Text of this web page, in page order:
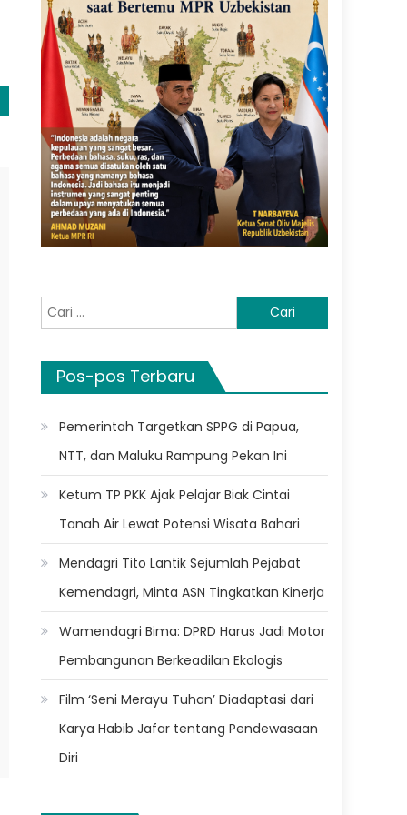
Cari
untuk:
Pos-pos Terbaru
Pemerintah Targetkan SPPG di Papua,
NTT, dan Maluku Rampung Pekan Ini
Ketum TP PKK Ajak Pelajar Biak Cintai
Tanah Air Lewat Potensi Wisata Bahari
Mendagri Tito Lantik Sejumlah Pejabat
Kemendagri, Minta ASN Tingkatkan Kinerja
Wamendagri Bima: DPRD Harus Jadi Motor
Pembangunan Berkeadilan Ekologis
Film ‘Seni Merayu Tuhan’ Diadaptasi dari
Karya Habib Jafar tentang Pendewasaan
Diri